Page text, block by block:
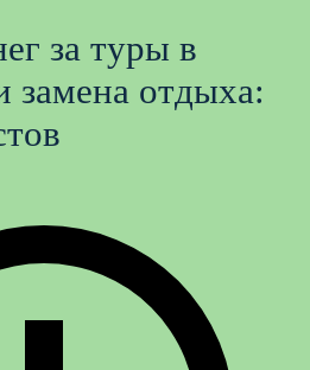
за туры в
замена отдыха: